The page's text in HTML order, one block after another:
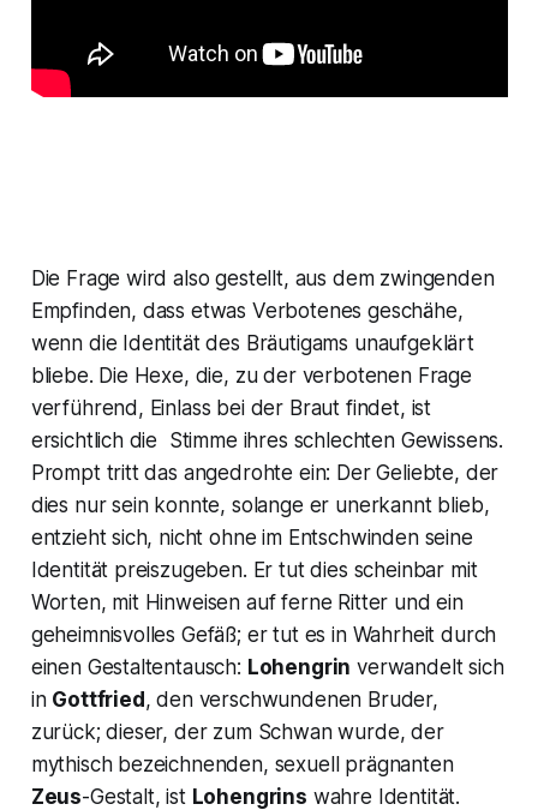
Die Frage wird also gestellt, aus dem zwingenden
Empfinden, dass etwas Verbotenes geschähe,
wenn die Identität des Bräutigams unaufgeklärt
bliebe. Die Hexe, die, zu der verbotenen Frage
verführend, Einlass bei der Braut findet, ist
ersichtlich die Stimme ihres schlechten Gewissens.
Prompt tritt das angedrohte ein: Der Geliebte, der
dies nur sein konnte, solange er unerkannt blieb,
entzieht sich, nicht ohne im Entschwinden seine
Identität preiszugeben. Er tut dies scheinbar mit
Worten, mit Hinweisen auf ferne Ritter und ein
geheimnisvolles Gefäß; er tut es in Wahrheit durch
einen Gestaltentausch: Lohengrin verwandelt sich
in Gottfried, den verschwundenen Bruder,
zurück; dieser, der zum Schwan wurde, der
mythisch bezeichnenden, sexuell prägnanten
Zeus-Gestalt, ist Lohengrins wahre Identität.